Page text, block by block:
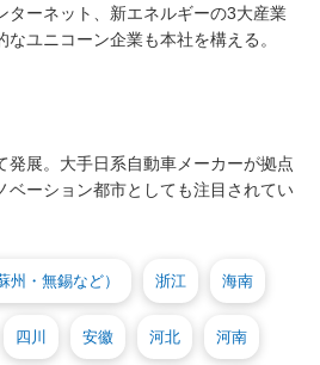
ターネット、新エネルギーの3大産業
ユニコーン企業も本社を構える。
発展。大手日系自動車メーカーが拠点
ベーション都市としても注目されてい
州・無錫など） 浙江 海南
四川 安徽 河北 河南